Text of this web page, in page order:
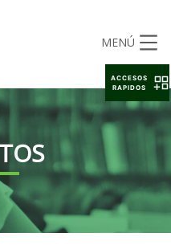
MENÚ
ACCESOS
RAPIDOS